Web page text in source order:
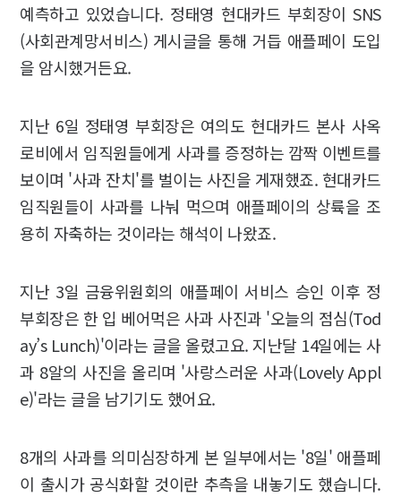
예측하고 있었습니다. 정태영 현대카드 부회장이 SNS
(사회관계망서비스) 게시글을 통해 거듭 애플페이 도입
을 암시했거든요.
지난 6일 정태영 부회장은 여의도 현대카드 본사 사옥
로비에서 임직원들에게 사과를 증정하는 깜짝 이벤트를
보이며 '사과 잔치'를 벌이는 사진을 게재했죠. 현대카드
임직원들이 사과를 나눠 먹으며 애플페이의 상륙을 조
용히 자축하는 것이라는 해석이 나왔죠.
지난 3일 금융위원회의 애플페이 서비스 승인 이후 정
부회장은 한 입 베어먹은 사과 사진과 '오늘의 점심(Tod
ay’s Lunch)'이라는 글을 올렸고요. 지난달 14일에는 사
과 8알의 사진을 올리며 '사랑스러운 사과(Lovely Appl
e)'라는 글을 남기기도 했어요.
8개의 사과를 의미심장하게 본 일부에서는 '8일' 애플페
이 출시가 공식화할 것이란 추측을 내놓기도 했습니다.